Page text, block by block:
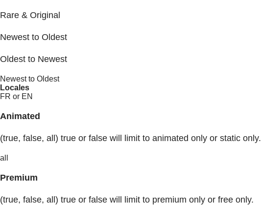
Rare & Original
Newest to Oldest
Oldest to Newest
Newest to Oldest
Locales
FR or EN
Animated
(true, false, all) true or false will limit to animated only or static only.
all
Premium
(true, false, all) true or false will limit to premium only or free only.